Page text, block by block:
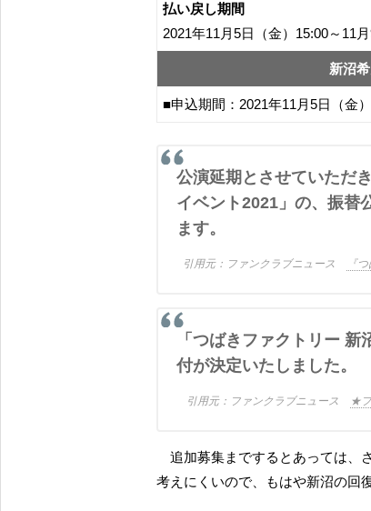
払い戻し期間
2021年11月5日（金）15:00～11
新沼
■申込期間：2021年11月5日（金
公演延期とさせていただきました「つばきファクトリー 新沼希空バースデー
イベント2021」の、振替
ます。
ファンクラブニュース
『
「つばきファクトリー 新沼希空バースデーイベント2021」振替公演の追加受
付が決定いたしました。
ファンクラブニュース
★
追加募集までするとあっては、さすがに代替日程として告知された日時が再度変更になることは
考えにくいので、もはや新沼の